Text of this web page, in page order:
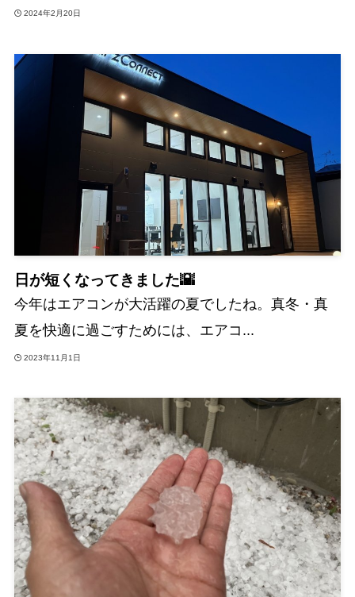
2024年2月20日
日が短くなってきました🌇
今年はエアコンが大活躍の夏でしたね。真冬・真
夏を快適に過ごすためには、エアコ...
2023年11月1日